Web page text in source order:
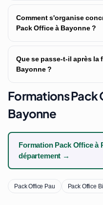
Comment s'organise
Pack Office à Bayonne ?
Que se passe-t-il après la
Bayonne ?
Formations Pack
Bayonne
Formation Pack Office
département →
Pack Office Pau Pack Office